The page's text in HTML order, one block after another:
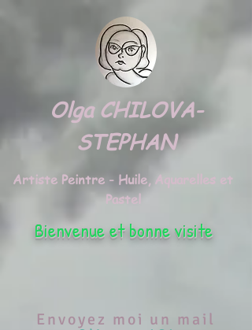
Olga CHILOVA-
STEPHAN
Artiste Peintre - Huile, Aquarelles et
Pastel
Envoyez moi un mail
Bienvenue et bonne visite